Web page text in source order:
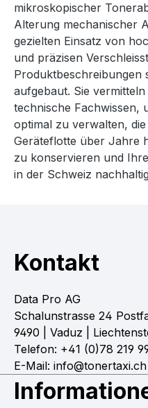
mikroskopischer
Alterung mechanischer
gezielten Einsatz von
und präzisen
Produktbeschreibungen
aufgebaut. Sie
technische
optimal zu verwalten,
Geräteflotte über Jahre
zu konservieren und
in der Schweiz
Kontakt
Data Pro AG
Schalunstrasse 24
9490 | Vaduz |
Telefon: +41 (0)78 219
E-Mail: info@tonertaxi.ch